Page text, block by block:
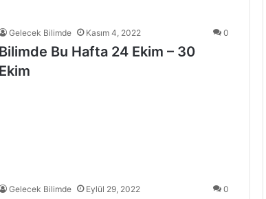
Gelecek Bilimde Kasım 4, 2022 0
Bilimde Bu Hafta 24 Ekim – 30
Ekim
Gelecek Bilimde Eylül 29, 2022 0